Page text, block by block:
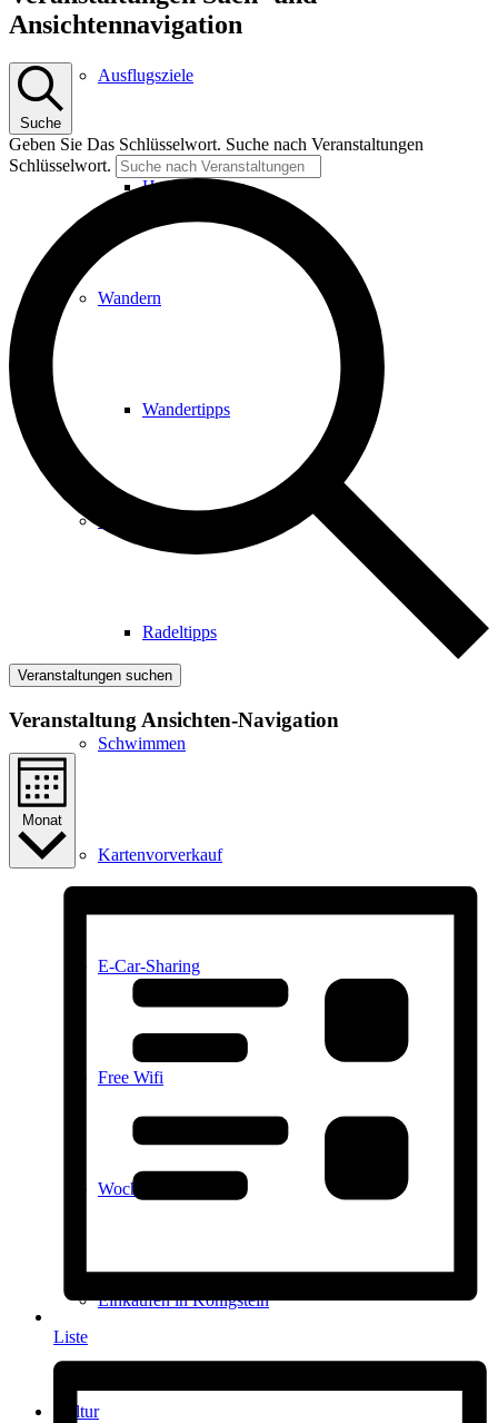
Ausflugsziele
Hardtbergturm
Wandern
Wandertipps
Radeltipps
Schwimmen
Kartenvorverkauf
E-Car-Sharing
Free Wifi
Wochenmarkt
Einkaufen in Königstein
Kultur
Ansichtennavigation
Suche
Geben Sie Das Schlüsselwort. Suche nach Veranstaltungen
Schlüsselwort.
Veranstaltungen suchen
Veranstaltung Ansichten-Navigation
Monat
Liste